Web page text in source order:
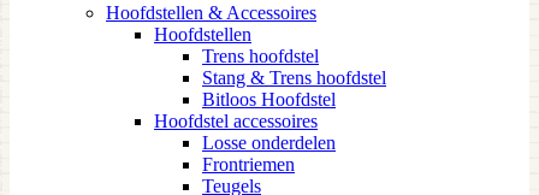
Hoofdstellen & Accessoires
Hoofdstellen
Trens hoofdstel
Stang & Trens hoofdstel
Bitloos Hoofdstel
Hoofdstel accessoires
Losse onderdelen
Frontriemen
Teugels